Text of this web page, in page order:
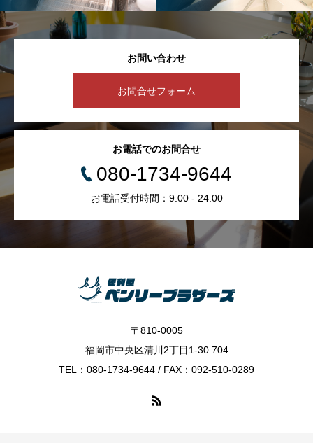
お問い合わせ
お問合せフォーム
お電話でのお問合せ
080-1734-9644
お電話受付時間：9:00 - 24:00
〒810-0005
福岡市中央区清川2丁目1-30 704
TEL：080-1734-9644 / FAX：092-510-0289